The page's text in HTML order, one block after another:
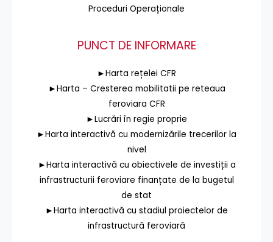
Proceduri Operaționale
PUNCT DE INFORMARE
►Harta rețelei CFR
►Harta – Cresterea mobilitatii pe reteaua
feroviara CFR
►Lucrări în regie proprie
►Harta interactivă cu modernizările trecerilor la
nivel
►Harta interactivă cu obiectivele de investiții a
infrastructurii feroviare finanțate de la bugetul
de stat
►Harta interactivă cu stadiul proiectelor de
infrastructură feroviară